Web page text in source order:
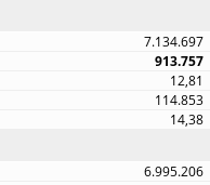
7.134.697
913.757
12,81
114.853
14,38
6.995.206